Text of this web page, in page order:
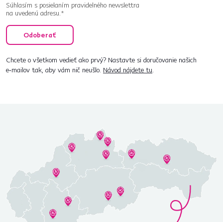
Súhlasím s posielaním pravidelného newslettra
na uvedenú adresu.*
Odoberať
Chcete o všetkom vedieť ako prvý? Nastavte si doručovanie našich
e‑mailov tak, aby vám nič neušlo. Návod nájdete tu.